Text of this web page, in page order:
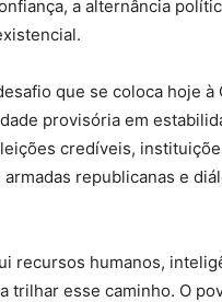
a alternância
que se coloca hoje
provisória em
credíveis,
republicanas e
recursos humanos,
trilhar esse caminho. O